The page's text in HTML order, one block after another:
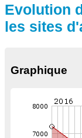
Evolution
les sites
Graphique